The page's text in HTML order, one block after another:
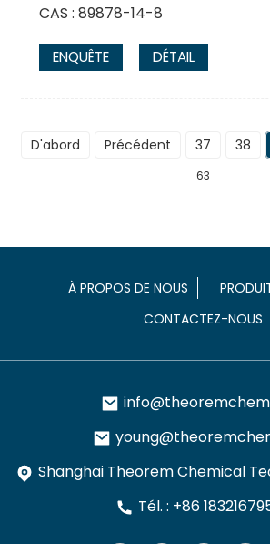
CAS : 89878-14-8
ENQUÊTE DÉTAIL
D'abord Précédent 37 38
63
À PROPOS DE NOUS
CONTACTEZ-NOUS
Shanghai Theorem Chemical
Tél. : +86